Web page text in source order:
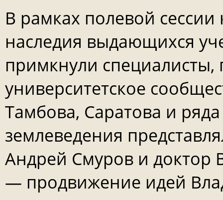
В рамках полевой
наследия выдающихся
примкнули
университетское
Тамбова, Саратова и
землеведения
Андрей Смуров и доктор
— продвижение идей